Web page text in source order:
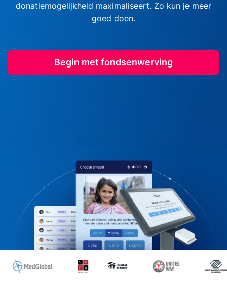
donatiemogelijkheid maximaliseert. Zo kun je meer
goed doen.
Begin met fondsenwerving